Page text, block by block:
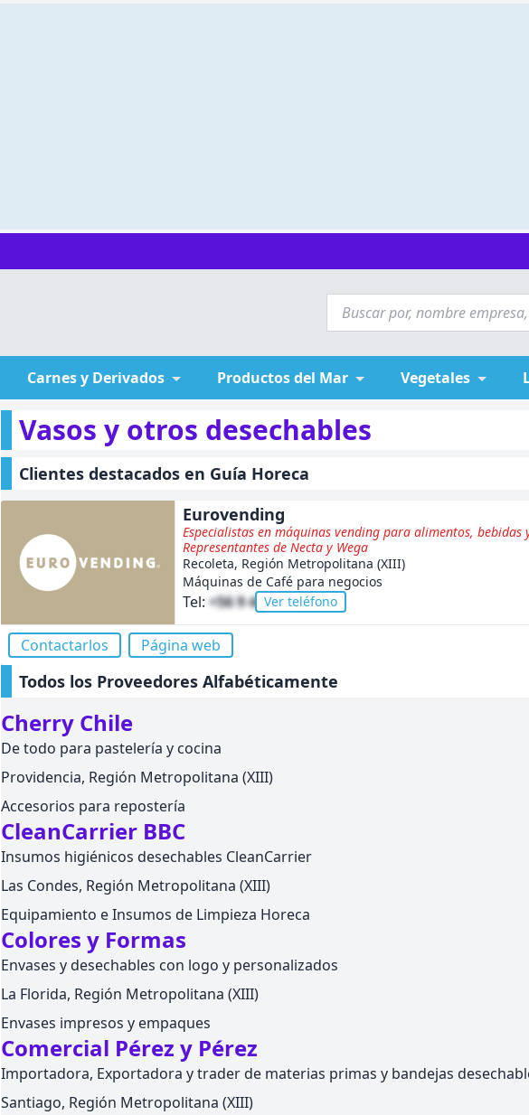
Carnes y Derivados Productos del Mar Vegetales
Vasos y otros desechables
Clientes destacados en Guía Horeca
Eurovending
Especialistas en máquinas vending para alimentos, bebidas
Representantes de Necta y Wega
Recoleta, Región Metropolitana (XIII)
Máquinas de Café para negocios
Tel: +56 9 44620244
Ver teléfono
Contactarlos Página web
Todos los Proveedores Alfabéticamente
Cherry Chile
De todo para pastelería y cocina
Providencia, Región Metropolitana (XIII)
Accesorios para repostería
CleanCarrier BBC
Insumos higiénicos desechables CleanCarrier
Las Condes, Región Metropolitana (XIII)
Equipamiento e Insumos de Limpieza Horeca
Colores y Formas
Envases y desechables con logo y personalizados
La Florida, Región Metropolitana (XIII)
Envases impresos y empaques
Comercial Pérez y Pérez
Importadora, Exportadora y trader de materias primas y bandejas
Santiago, Región Metropolitana (XIII)